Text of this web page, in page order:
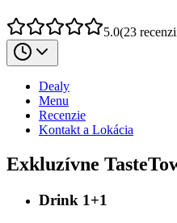
5.0(23
Dealy
Menu
Recenzie
Kontakt a Lokácia
Exkluzívne
Drink 1+1